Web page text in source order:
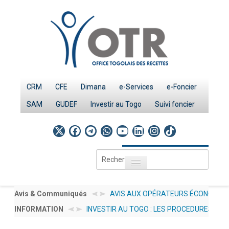
CRM CFE Dimana e-Services e-Foncier
SAM GUDEF Investir au Togo Suivi foncier
Rechercher
Toggle navigation
Page d'Accueil
Avis & Communiqués
AVIS AUX OPÉRATEURS
ÉCONOMIQUES N°
INFORMATION
INVESTIR AU TOGO : LES